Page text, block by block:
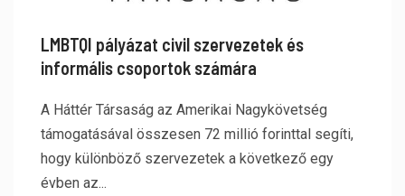
LMBTQI pályázat civil szervezetek és
informális csoportok számára
A Háttér Társaság az Amerikai Nagykövetség
támogatásával összesen 72 millió forinttal segíti,
hogy különböző szervezetek a következő egy
évben az...